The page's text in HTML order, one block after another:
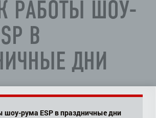
РАБОТЫ ШОУ-
В
ДНИ
шоу-рума ESP в праздничные дни